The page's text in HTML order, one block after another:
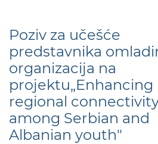
Poziv za učešće
predstavnika
organizacija na
projektu„Enhancing
regional
among Serbian and
Albanian youth"